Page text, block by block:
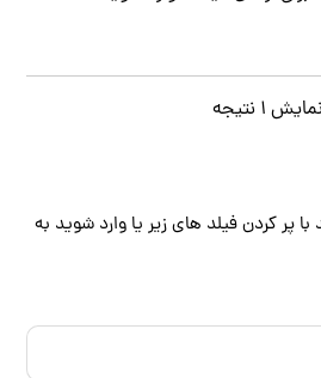
نمایش ۱ نتیجه
با پر کردن فیلد های زیر یاوارد شوید به